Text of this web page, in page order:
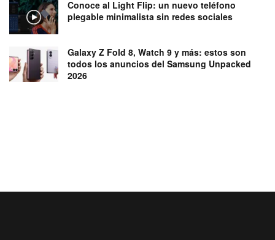
Conoce al Light Flip: un nuevo teléfono
plegable minimalista sin redes sociales
Galaxy Z Fold 8, Watch 9 y más: estos son
todos los anuncios del Samsung Unpacked
2026